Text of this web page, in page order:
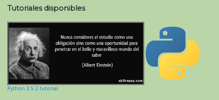
Tutoriales disponibles
Python 3.5.2 tutorial